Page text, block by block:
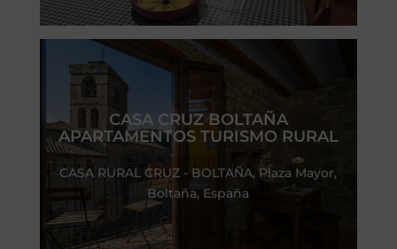
CASA CRUZ BOLTAÑA
APARTAMENTOS TURISMO RURAL
CASA RURAL CRUZ - BOLTAÑA, Plaza Mayor,
Boltaña, España